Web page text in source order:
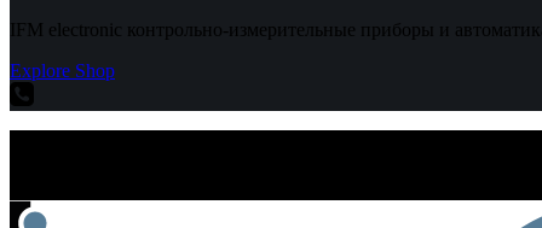
IFM electronic контрольно-измерительные приборы и
Explore Shop